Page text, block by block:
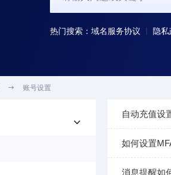
热门搜索： 域名服务协议 隐
 账号设置

自动充值设
如何设置
消息提醒如